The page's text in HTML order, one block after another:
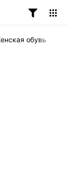
обувь